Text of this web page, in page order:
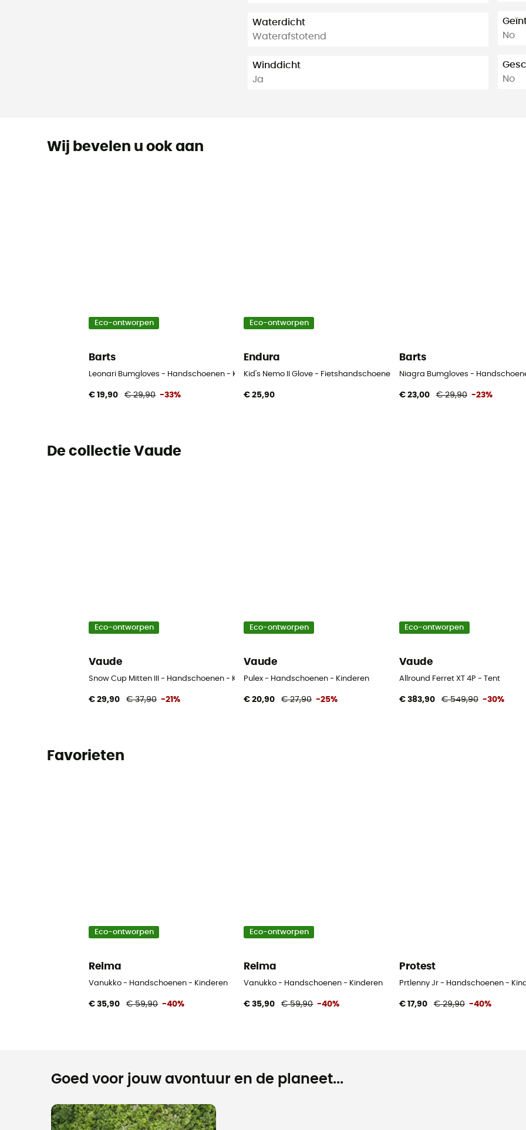
Waterdicht
Waterafstotend
Winddicht
Ja
No
No
Wij bevelen u ook aan
Eco-ontworpen
Barts
Leonari Bumgloves - Handschoenen - Kinderen
€ 19,90 € 29,90 -33%
Eco-ontworpen
Endura
Kid's Nemo II Glove - Fietshandschoenen - Kinderen
€ 25,90
Barts
Niagra Bumgloves -
€ 23,00 € 29,90 -23%
De collectie Vaude
Eco-ontworpen
Vaude
Snow Cup Mitten III - Handschoenen - Kinderen
€ 29,90 € 37,90 -21%
Eco-ontworpen
Vaude
Pulex - Handschoenen - Kinderen
€ 20,90 € 27,90 -25%
Eco-ontworpen
Vaude
Allround Ferret XT 4P - Tent
€ 383,90 € 549,90 -30%
Favorieten
Eco-ontworpen
Reima
Vanukko - Handschoenen - Kinderen
€ 35,90 € 59,90 -40%
Eco-ontworpen
Reima
Vanukko - Handschoenen - Kinderen
€ 35,90 € 59,90 -40%
Protest
Prtlenny Jr - Handschoenen -
€ 17,90 € 29,90 -40%
Goed voor jouw avontuur en de planeet...